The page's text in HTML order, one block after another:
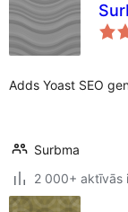
Adds Yoast SEO
Surbma
2 000+ aktīvās